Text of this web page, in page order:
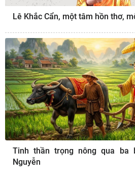
Lê Khắc Cẩn, một tâm hồn thơ,
Tinh thần trọng nông qua ba
Nguyễn